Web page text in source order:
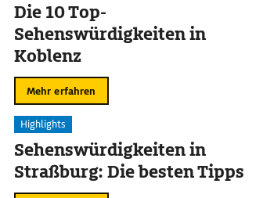
Die 10 Top-
Sehenswürdigkeiten in
Koblenz
Mehr erfahren
Highlights
Sehenswürdigkeiten in
Straßburg: Die besten Tipps